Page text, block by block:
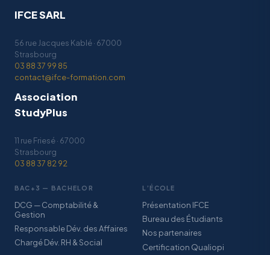
IFCE SARL
56 rue Jacques Kablé · 67000
Strasbourg
03 88 37 99 85
contact@ifce-formation.com
Association
StudyPlus
11 rue Friesé · 67000
Strasbourg
03 88 37 82 92
BAC+3 — BACHELOR
DCG — Comptabilité &
Gestion
Responsable Dév. des Affaires
Chargé Dév. RH & Social
L’ÉCOLE
Présentation IFCE
Bureau des Étudiants
Nos partenaires
Certification Qualiopi